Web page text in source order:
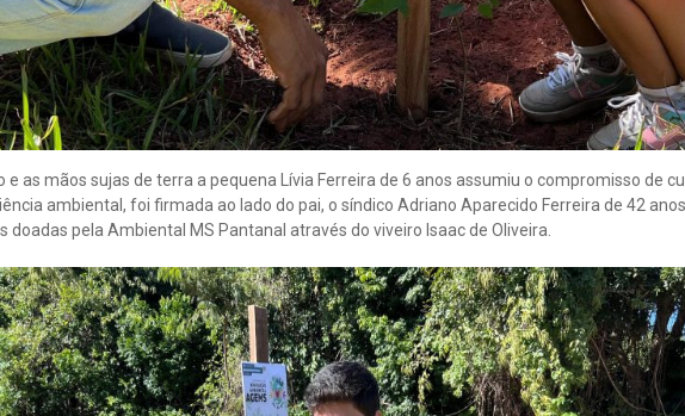
e as mãos sujas de terra a pequena Lívia Ferreira de 6 anos assumiu o compromisso de
ambiental, foi firmada ao lado do pai, o síndico Adriano Aparecido Ferreira de 42
doadas pela Ambiental MS Pantanal através do viveiro Isaac de Oliveira.